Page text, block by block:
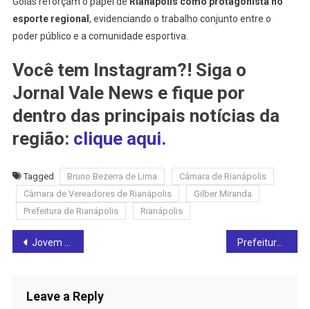
esporte regional , evidenciando o trabalho conjunto entre o
poder público e a comunidade esportiva.
Você tem Instagram?! Siga o
Jornal Vale News e fique por
dentro das principais notícias da
região: clique aqui.
Tagged Bruno Bezerra de Lima
Câmara de Rianápolis
Câmara de Vereadores de Rianápolis
Gilber Miranda
Prefeitura de Rianápolis
Rianápolis
Post
Jovem morre em grave acidente na GO-480, entre Rialma e Santa Isabel, na manhã deste domingo (13)
Leave a Reply